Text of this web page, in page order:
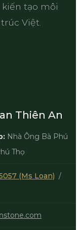
tạo môi
Việt.
Thiên An
Nhà Ông Bà Phú
Thọ
(Ms Loan) /